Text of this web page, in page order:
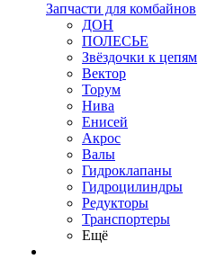
Запчасти для комбайнов
ДОН
ПОЛЕСЬЕ
Звёздочки к цепям
Вектор
Торум
Нива
Енисей
Акрос
Валы
Гидроклапаны
Гидроцилиндры
Редукторы
Транспортеры
Ещё